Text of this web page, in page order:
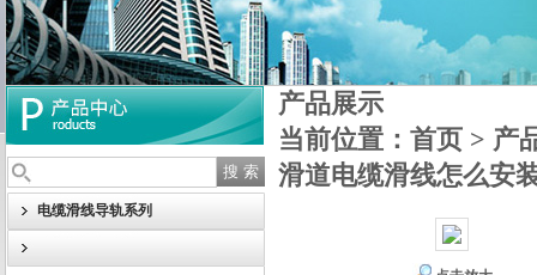
电缆滑线导轨系列
产品展示
当前位置： 首页 > 产
滑道电缆滑线怎么安